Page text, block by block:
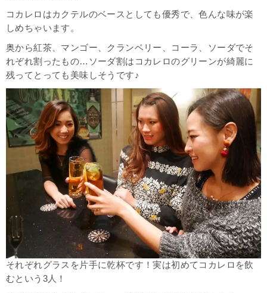
コカレロはカクテルのベースとしても優秀で、色んな味が楽
しめちゃいます。
奥から紅茶、マンゴー、クランベリー、コーラ、ソーダでそ
れぞれ割ったもの…ソーダ割はコカレロのグリーンが綺麗に
残ってとっても美味しそうです♪
それぞれグラスを片手に乾杯です！実は初めてコカレロを飲
むという3人！